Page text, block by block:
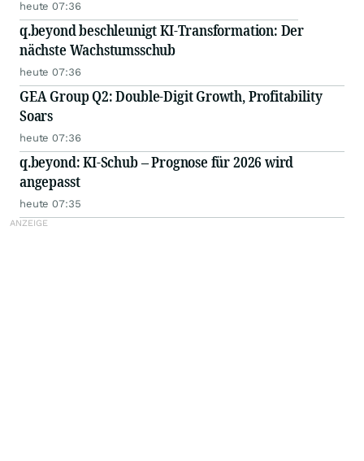
heute 07:36
q.beyond beschleunigt KI-Transformation: Der
nächste Wachstumsschub
heute 07:36
GEA Group Q2: Double-Digit Growth, Profitability
Soars
heute 07:36
q.beyond: KI-Schub – Prognose für 2026 wird
angepasst
heute 07:35